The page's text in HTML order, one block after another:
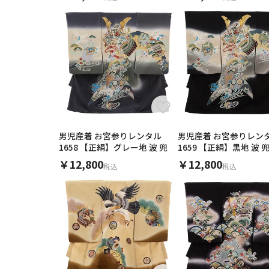
男児産着 お宮参りレンタル
1658 【正絹】グレー地 波 兜
￥12,800税込
男児産着 お宮参りレン
1659 【正絹】黒地 波
￥12,800税込
産着（女児）
産着（男児）
産着（女児）
産着（女児）
産着（女児）
産着（男児）
産着（男児）
産着（女児）
産着（女児）
産着（男児）